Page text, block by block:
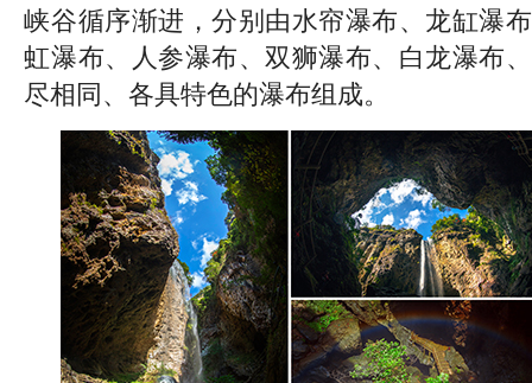
峡谷循序渐进，分别由水帘瀑布、龙缸瀑
虹瀑布、人参瀑布、双狮瀑布、白龙瀑布
尽相同、各具特色的瀑布组成。